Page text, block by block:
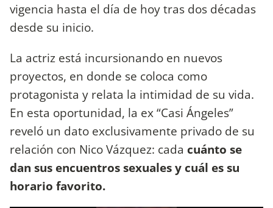
vigencia hasta el día de hoy tras dos décadas
desde su inicio.
La actriz está incursionando en nuevos
proyectos, en donde se coloca como
protagonista y relata la intimidad de su vida.
En esta oportunidad, la ex “Casi Ángeles”
reveló un dato exclusivamente privado de su
relación con Nico Vázquez: cada cuánto se
dan sus encuentros sexuales y cuál es su
horario favorito.